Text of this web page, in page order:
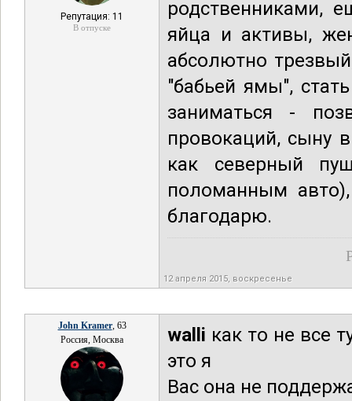
Репутация: 11
В отпуске
родственниками,
яйца и активы,
абсолютно
"бабьей ямы",
заниматься -
провокаций, сыну
как северный
поломанным
благодарю.
12 апреля 2015, воскресенье
John Kramer, 63
Россия, Москва
walli как то не все
это я
Bас она не